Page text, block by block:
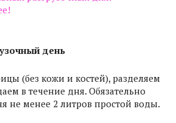
день
(без кожи и костей), разделяем
в течение дня. Обязательно
не менее 2 литров простой воды.